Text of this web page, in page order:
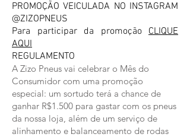
PROMOÇÃO VEICULADA NO INSTAGRAM
@ZIZOPNEUS
Para participar da promoção CLIQUE
AQUI
REGULAMENTO
A Zizo Pneus vai celebrar o Mês do
Consumidor com uma promoção
especial: um sortudo terá a chance de
ganhar R$1.500 para gastar com os pneus
da nossa loja, além de um serviço de
alinhamento e balanceamento de rodas